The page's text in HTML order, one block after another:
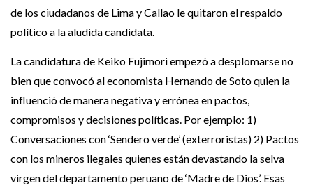
de los ciudadanos de Lima y Callao le quitaron el respaldo
político a la aludida candidata.
La candidatura de Keiko Fujimori empezó a desplomarse no
bien que convocó al economista Hernando de Soto quien la
influenció de manera negativa y errónea en pactos,
compromisos y decisiones políticas. Por ejemplo: 1)
Conversaciones con ‘Sendero verde’ (exterroristas) 2) Pactos
con los mineros ilegales quienes están devastando la selva
virgen del departamento peruano de ‘Madre de Dios’. Esas